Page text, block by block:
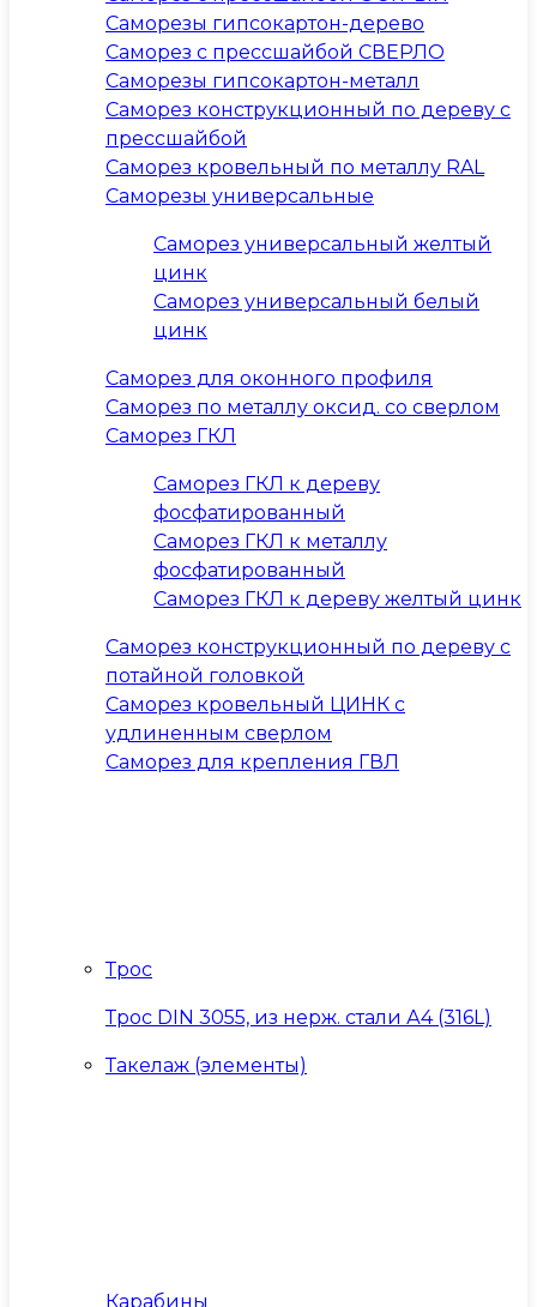
Саморезы гипсокартон-дерево
Саморез с прессшайбой СВЕРЛО
Саморезы гипсокартон-металл
Саморез конструкционный по дереву с
прессшайбой
Саморез кровельный по металлу RAL
Саморезы универсальные
Саморез универсальный желтый
цинк
Саморез универсальный белый
цинк
Саморез для оконного профиля
Саморез по металлу оксид. со сверлом
Саморез ГКЛ
Саморез ГКЛ к дереву
фосфатированный
Саморез ГКЛ к металлу
фосфатированный
Саморез ГКЛ к дереву желтый цинк
Саморез конструкционный по дереву с
потайной головкой
Саморез кровельный ЦИНК с
удлиненным сверлом
Саморез для крепления ГВЛ
Трос
Трос DIN 3055, из нерж. стали А4 (316L)
Такелаж (элементы)
Карабины